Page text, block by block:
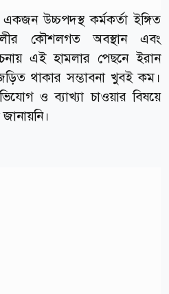
উচ্চপদস্থ কর্মকর্তা ইঙ্গিত
কৌশলগত অবস্থান এবং
এই হামলার পেছনে ইরান
থাকার সম্ভাবনা খুবই কম।
ও ব্যাখ্যা চাওয়ার বিষয়ে